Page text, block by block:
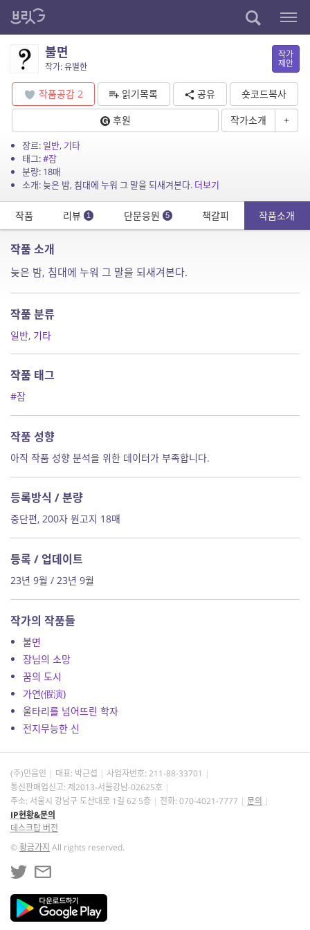
불면
작가: 유별한
작가
제안
작품공감 2 읽기목록 공유
숏코드복사
후원
작가소개 +
장르: 일반, 기타
태그:#잠
분량: 18매
소개: 늦은 밤, 침대에 누워 그 말을 되새겨본다. 더보기
작품 리뷰 1 단문응원 5 책갈피 작품소개
작품 소개
늦은 밤, 침대에 누워 그 말을 되새겨본다.
작품 분류
일반, 기타
작품 태그
#잠
작품 성향
아직 작품 성향 분석을 위한 데이터가 부족합니다.
등록방식 / 분량
중단편, 200자 원고지 18매
등록 / 업데이트
23년 9월 / 23년 9월
작가의 작품들
불면
장님의 소망
꿈의 도시
가연(假演)
울타리를 넘어뜨린 학자
전지무능한 신
(주)민음인 대표: 박근섭 사업자번호: 211-88-33701
통신판매업신고: 제2013-서울강남-02625호
주소: 서울시 강남구 도산대로 1길 62 5층
전화: 070-4021-7777
문의
IP현황&문의
데스크탑 버전
©황금가지 All rights reserved.